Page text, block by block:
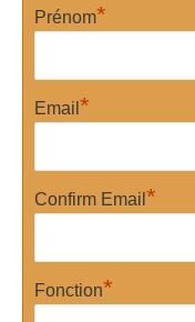
Prénom*
Email *
Confirm Email *
Fonction*